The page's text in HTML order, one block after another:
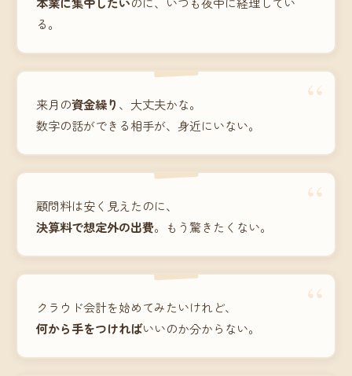
る。
“
来月の資金繰り 、大丈夫かな。
数字の話ができる相手が、身近にいない。
“
顧問料は安く見えたのに、
決算料で想定外の出費。もう驚きたくない。
“
クラウド会計を始めてみたいけれど、
何から手をつければいいのか分からない。